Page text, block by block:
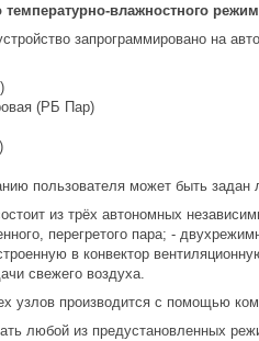
влажностного
запрограммировано на
(РБ Пар)
пользователя может быть задан
из трёх автономных
перегретого пара; -
в конвектор
свежего воздуха.
узлов производится с помощью
любой из предустановленных